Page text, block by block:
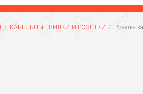
  /
КАБЕЛЬНЫЕ ВИЛКИ И РОЗЕТКИ
/  Розетка